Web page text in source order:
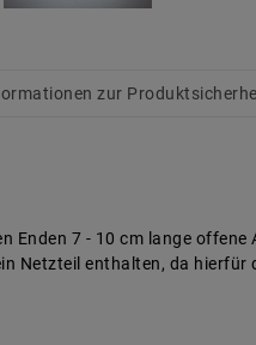
zur
Enden 7 - 10 cm lange
Netzteil enthalten, da